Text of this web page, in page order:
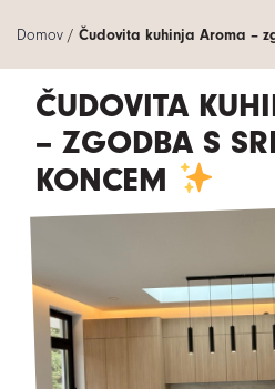
Domov / Čudovita kuhinja Aroma –
ČUDOVITA
– ZGODBA S
KONCEM